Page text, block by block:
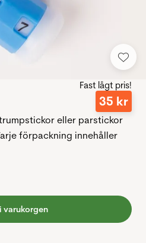
Fast lågt pris!
35 kr
eller parstickor
förpackning innehåller
varukorgen